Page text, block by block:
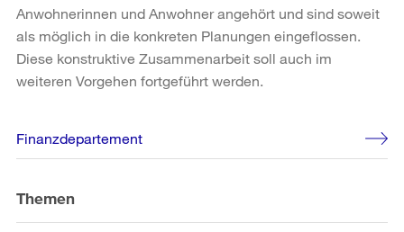
Anwohnerinnen und Anwohner angehört und sind soweit
als möglich in die konkreten Planungen eingeflossen.
Diese konstruktive Zusammenarbeit soll auch im
weiteren Vorgehen fortgeführt werden.
Weitere
Informationen
Finanzdepartement
Themen